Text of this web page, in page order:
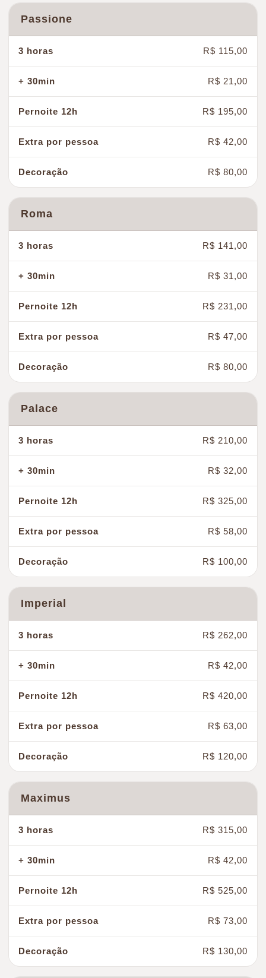
Avaria
Desconto de aniversário de Casamento
Passione
R$ 115,00
R$ 21,00
R$ 195,00
R$ 42,00
R$ 80,00
Roma
R$ 141,00
R$ 31,00
R$ 231,00
R$ 47,00
R$ 80,00
Palace
R$ 210,00
R$ 32,00
R$ 325,00
R$ 58,00
R$ 100,00
Imperial
R$ 262,00
R$ 42,00
R$ 420,00
R$ 63,00
R$ 120,00
Maximus
R$ 315,00
R$ 42,00
R$ 525,00
R$ 73,00
R$ 130,00